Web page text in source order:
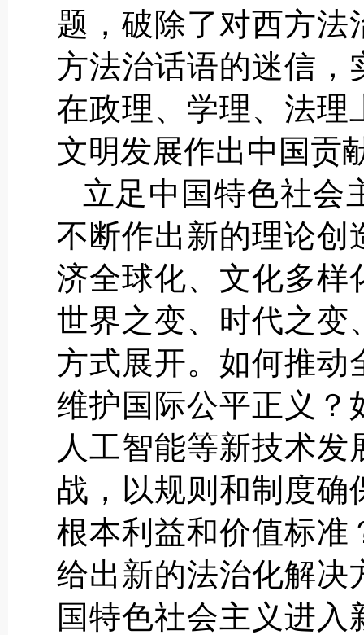
题，破除了对西方法
方法治话语的迷信，
在政理、学理、法理
文明发展作出中国贡
立足中国特色社会
不断作出新的理论创
济全球化、文化多样
世界之变、时代之变
方式展开。如何推动
维护国际公平正义？
人工智能等新技术
战，以规则和制度确
根本利益和价值标准
给出新的法治化解决
国特色社会主义进